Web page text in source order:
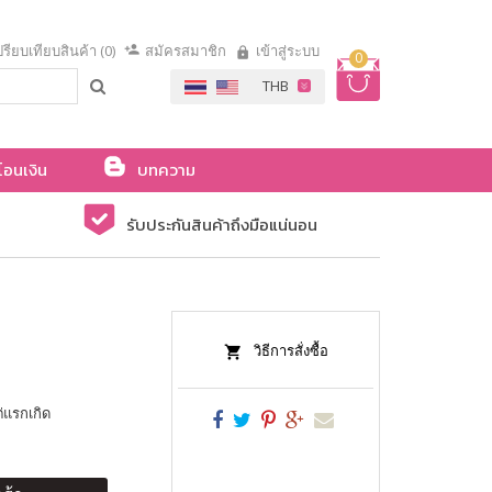
0
รียบเทียบสินค้า (0) สมัครสมาชิก เข้าสู่ระบบ
นเงิน
บทความ
รับประกันสินค้าถึงมือแน่นอน
รกเกิด
วิธีการสั่งซื้อ